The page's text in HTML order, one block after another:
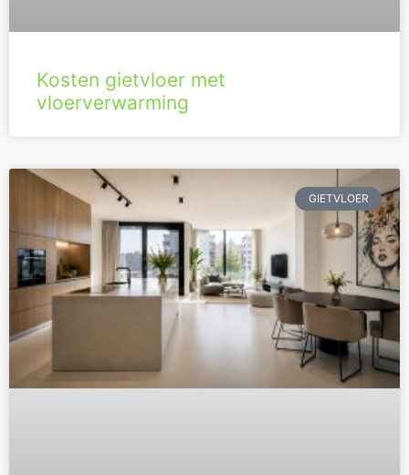
Kosten gietvloer met
vloerverwarming
GIETVLOER